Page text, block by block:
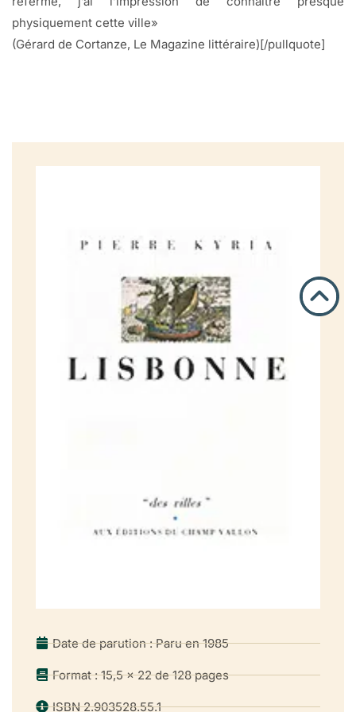
physiquement cette ville»
(Gérard de Cortanze, Le Magazine littéraire)[/pullquote]
Date de parution : Paru en 1985
Format : 15,5 x 22 de 128 pages
ISBN 2.903528.55.1